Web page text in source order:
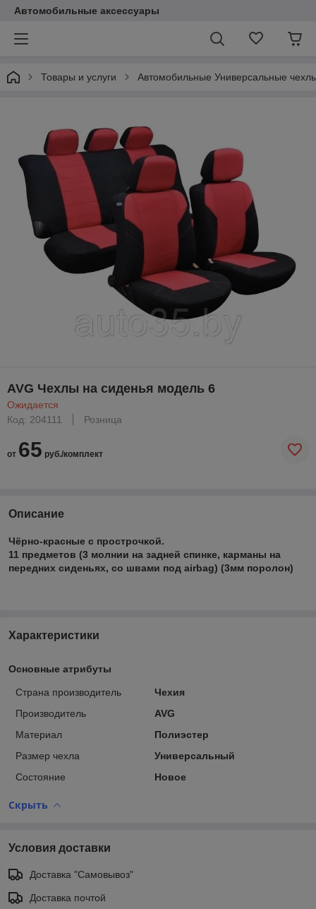
Автомобильные аксессуары
Товары и услуги Автомобильные Универсальные
AVG Чехлы на сиденья модель 6
Ожидается
Код: 204111
Розница
от 65 руб./комплект
Описание
Чёрно-красные с прострочкой.
11 предметов (3 молнии на задней спинке, карманы на
передних сиденьях, со швами под airbag) (3мм поролон)
Характеристики
Основные атрибуты
Страна производитель
Чехия
Производитель
AVG
Материал
Полиэстер
Размер чехла
Универсальный
Состояние
Новое
Скрыть
Условия доставки
Доставка "Самовывоз"
Доставка почтой